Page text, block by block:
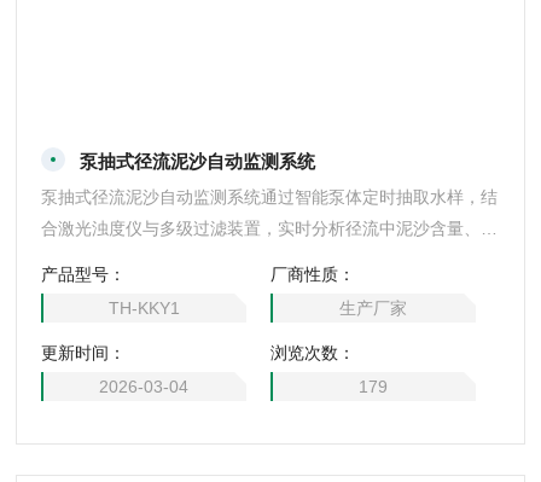
泵抽式径流泥沙自动监测系统
泵抽式径流泥沙自动监测系统通过智能泵体定时抽取水样，结
合激光浊度仪与多级过滤装置，实时分析径流中泥沙含量、粒
块，适应高浊度、含沙量突变等复杂水情，数据经无线传输至
云端平台后，自动生成泥沙通量变化曲线与侵蚀强度热力图，
为流域治理、水库淤积预警及生态修复提供动态监测与决策支
产品型号：
TH-KKY1
厂商性质：
生产厂家
更新时间：
2026-03-04
浏览次数：
179